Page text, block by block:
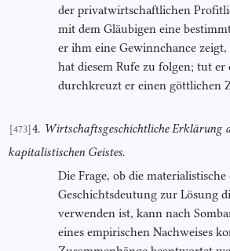
der privatwirtschaftlichen
mit dem Gläubigen eine
er ihm eine Gewinnchance
hat diesem Rufe zu folgen; tut er
durchkreuzt er einen göttlichen
[473] 4. Wirtschaftsgeschichtliche Erklärung
kapitalistischen Geistes.
Die Frage, ob die
Geschichtsdeutung zur Lösung
verwenden ist, kann nach
eines empirischen Nachweises